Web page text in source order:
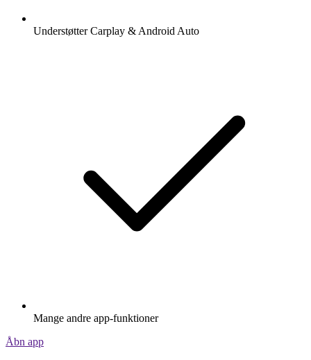
Understøtter Carplay & Android Auto
Mange andre app-funktioner
Åbn app